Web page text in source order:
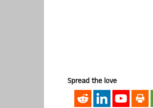
Spread the love